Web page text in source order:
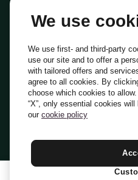
Everli Shoppers
About Us
Everli News
Domande frequenti
Lavora con noi
Diventa Shopper
Investitori
PrivacyCookie
Termini e
Indirizzo PEC: everli@pec.it -
We use
We use first- and third-party
use our site and to offer a
with tailored offers and
agree to all cookies. By
choose which cookies to
“X”, only essential cookies
our cookie policy